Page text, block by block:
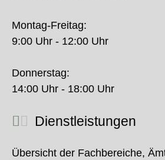
Montag-Freitag:
9:00 Uhr - 12:00 Uhr
Donnerstag:
14:00 Uhr - 18:00 Uhr
Dienstleistungen
Übersicht der Fachbereiche,